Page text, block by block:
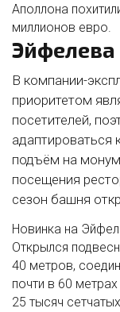
Аполлона
миллионов евро.
Эйфелева
В компании-
приоритетом
посетителей,
адаптироваться
подъём на
посещения
сезон башня
Новинка на
Открылся
40 метров,
почти в 60
25 тысяч